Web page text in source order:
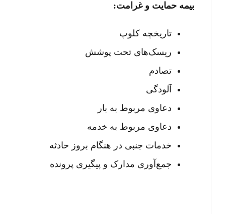
بیمه حمایت و غرامت:
تاریخچه کلوپ
ریسک‌های تحت پوشش
تصادم
آلودگی
دعاوی مربوط به بار
دعاوی مربوط به خدمه
خدمات جنبی در هنگام بروز حادثه
جمع‌آوری مدارک و پیگیری پرونده